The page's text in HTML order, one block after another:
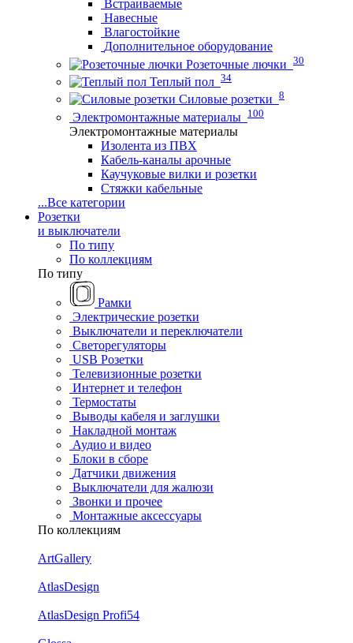
Встраиваемые
Навесные
Влагостойкие
Дополнительное оборудование
Розеточные лючки 30
Теплый пол 34
Силовые розетки 8
Электромонтажные материалы 100
Электромонтажные материалы
Изолента из ПВХ
Кабель-каналы арочные
Каучуковые вилки и розетки
Стяжки кабельные
...Все категории
Розетки
и выключатели
По типу
По коллекциям
По типу
Рамки
Электрические розетки
Выключатели и переключатели
Светорегуляторы
USB Розетки
Телевизионные розетки
Интернет и телефон
Термостаты
Выводы кабеля и заглушки
Накладной монтаж
Аудио и видео
Блоки в сборе
Датчики движения
Выключатели для жалюзи
Звонки и прочее
Монтажные аксессуары
По коллекциям
ArtGallery
AtlasDesign
AtlasDesign Profi54